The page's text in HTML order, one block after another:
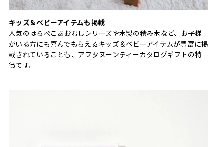
キッズ＆ベビーアイテムも掲載
人気のはらぺこあおむしシリーズや木製の積み木など、お子様
がいる方にも喜んでもらえるキッズ＆ベビーアイテムが豊富に掲
載されていることも、アフタヌーンティーカタログギフトの特
徴です。